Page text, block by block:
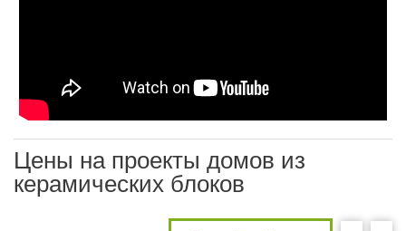
Цены на проекты домов из
керамических блоков